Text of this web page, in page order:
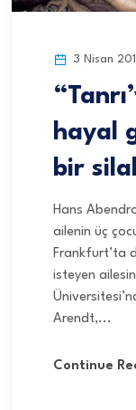
3 Nisan
hayal
bir
Hans
ailenin üç
Frankfurt’ta
isteyen
Arendt,...
Continue